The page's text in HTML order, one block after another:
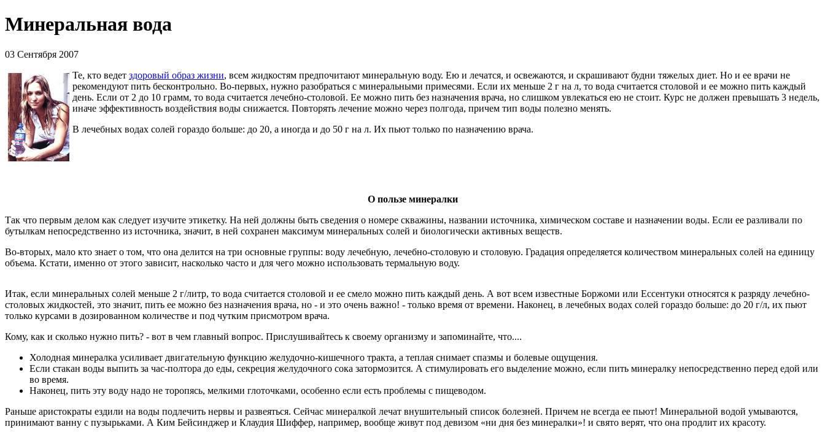
Минеральная вода
03 Сентября 2007
Те, кто ведет здоровый образ жизни, всем жидкостям предпочитают минеральную воду. Ею и лечатся, и освежаются, и скрашивают будни тяжелых диет. Но и ее врачи не
рекомендуют пить бесконтрольно. Во-первых, нужно разобраться с минеральными примесями. Если их меньше 2 г на л, то вода считается столовой и ее можно пить каждый
день. Если от 2 до 10 грамм, то вода считается лечебно-столовой. Ее можно пить без назначения врача, но слишком увлекаться ею не стоит. Курс не должен превышать 3 недель,
иначе эффективность воздействия воды снижается. Повторять лечение можно через полгода, причем тип воды полезно менять.
В лечебных водах солей гораздо больше: до 20, а иногда и до 50 г на л. Их пьют только по назначению врача.
О пользе минералки
Так что первым делом как следует изучите этикетку. На ней должны быть сведения о номере скважины, названии источника, химическом составе и назначении воды. Если ее разливали по
бутылкам непосредственно из источника, значит, в ней сохранен максимум минеральных солей и биологически активных веществ.
Во-вторых, мало кто знает о том, что она делится на три основные группы: воду лечебную, лечебно-столовую и столовую. Градация определяется количеством минеральных солей на единицу
объема. Кстати, именно от этого зависит, насколько часто и для чего можно использовать термальную воду.
Итак, если минеральных солей меньше 2 г/литр, то вода считается столовой и ее смело можно пить каждый день. А вот всем известные Боржоми или Ессентуки относятся к разряду лечебно-
столовых жидкостей, это значит, пить ее можно без назначения врача, но - и это очень важно! - только время от времени. Наконец, в лечебных водах солей гораздо больше: до 20 г/л, их пьют
только курсами в дозированном количестве и под чутким присмотром врача.
Кому, как и сколько нужно пить? - вот в чем главный вопрос. Прислушивайтесь к своему организму и запоминайте, что....
Холодная минералка усиливает двигательную функцию желудочно-кишечного тракта, а теплая снимает спазмы и болевые ощущения.
Если стакан воды выпить за час-полтора до еды, секреция желудочного сока затормозится. А стимулировать его выделение можно, если пить минералку непосредственно перед едой или
во время.
Наконец, пить эту воду надо не торопясь, мелкими глоточками, особенно если есть проблемы с пищеводом.
Раньше аристократы ездили на воды подлечить нервы и развеяться. Сейчас минералкой лечат внушительный список болезней. Причем не всегда ее пьют! Минеральной водой умываются,
принимают ванну с пузырьками. А Ким Бейсинджер и Клаудия Шиффер, например, вообще живут под девизом «ни дня без минералки»! и свято верят, что она продлит их красоту.